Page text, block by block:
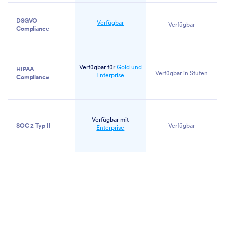
DSGVO
Compliance
Verfügbar Verfügbar
HIPAA
Compliance
Verfügbar fürGold und
Enterprise
Verfügbar in Stufen
SOC 2 Typ II
Verfügbar mit
Enterprise
Verfügbar